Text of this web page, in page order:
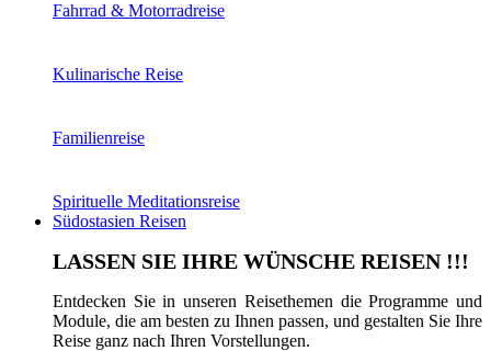
Fahrrad & Motorradreise
Kulinarische Reise
Familienreise
Spirituelle Meditationsreise
Südostasien Reisen
LASSEN SIE IHRE WÜNSCHE REISEN !!!
Entdecken Sie in unseren Reisethemen die Programme und
Module, die am besten zu Ihnen passen, und gestalten Sie Ihre
Reise ganz nach Ihren Vorstellungen.